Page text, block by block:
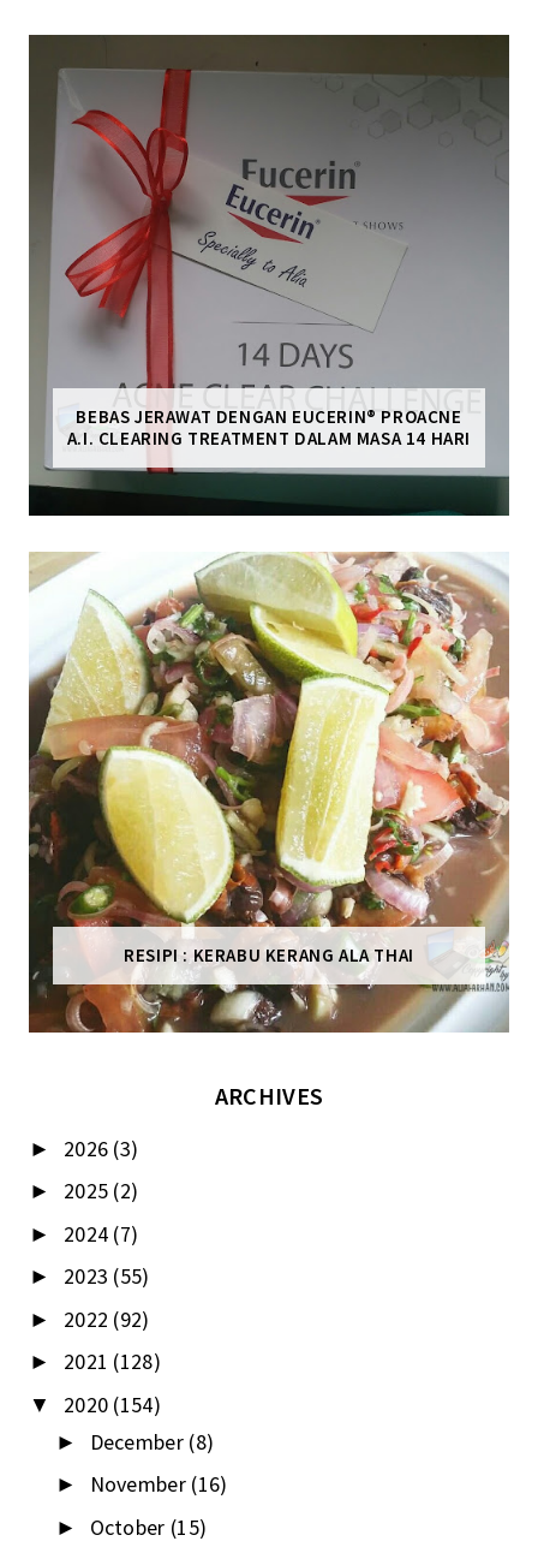
BEBAS JERAWAT DENGAN EUCERIN® PROACNE
A.I. CLEARING TREATMENT DALAM MASA 14 HARI
RESIPI : KERABU KERANG ALA THAI
ARCHIVES
► 2026 (3)
► 2025 (2)
► 2024 (7)
► 2023 (55)
► 2022 (92)
► 2021 (128)
▼ 2020 (154)
► December (8)
► November (16)
► October (15)